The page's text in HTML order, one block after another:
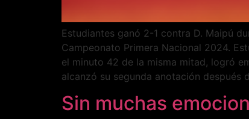
Estudiantes ganó 2-1 contra D. Maipú
Campeonato Primera Nacional 2024.
el minuto 42 de la misma mitad, logró
alcanzó su segunda anotación después
Sin muchas